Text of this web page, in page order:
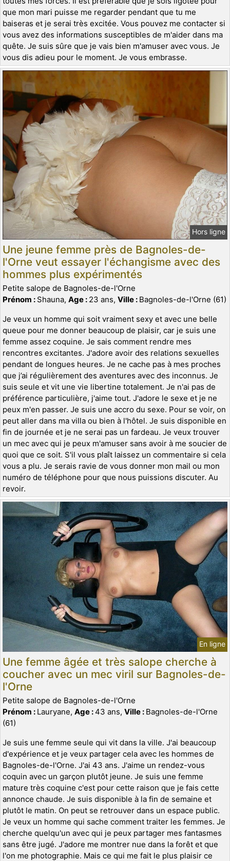
que mon mari puisse me regarder pendant que tu me
baiseras et je serai très excitée. Vous pouvez me contacter si
vous avez des informations susceptibles de m'aider dans ma
quête. Je suis sûre que je vais bien m'amuser avec vous. Je
vous dis adieu pour le moment. Je vous embrasse.
Hors ligne
Une jeune femme près de Bagnoles-de-
l'Orne veut essayer l'échangisme avec des
hommes plus expérimentés
Petite salope de Bagnoles-de-l'Orne
Prénom : Shauna, Age : 23 ans, Ville : Bagnoles-de-l'Orne (61)
Je veux un homme qui soit vraiment sexy et avec une belle
queue pour me donner beaucoup de plaisir, car je suis une
femme assez coquine. Je sais comment rendre mes
rencontres excitantes. J'adore avoir des relations sexuelles
pendant de longues heures. Je ne cache pas à mes proches
que j’ai régulièrement des aventures avec des inconnus. Je
suis seule et vit une vie libertine totalement. Je n'ai pas de
préférence particulière, j'aime tout. J'adore le sexe et je ne
peux m'en passer. Je suis une accro du sexe. Pour se voir, on
peut aller dans ma villa ou bien à l'hôtel. Je suis disponible en
fin de journée et je ne serai pas un fardeau. Je veux trouver
un mec avec qui je peux m'amuser sans avoir à me soucier de
quoi que ce soit. S'il vous plaît laissez un commentaire si cela
vous a plu. Je serais ravie de vous donner mon mail ou mon
numéro de téléphone pour que nous puissions discuter. Au
revoir.
En ligne
Une femme âgée et très salope cherche à
coucher avec un mec viril sur Bagnoles-de-
l'Orne
Petite salope de Bagnoles-de-l'Orne
Prénom : Lauryane, Age :43 ans, Ville : Bagnoles-de-l'Orne
(61)
Je suis une femme seule qui vit dans la ville. J'ai beaucoup
d'expérience et je veux partager cela avec les hommes de
Bagnoles-de-l'Orne. J'ai 43 ans. J'aime un rendez-vous
coquin avec un garçon plutôt jeune. Je suis une femme
mature très coquine c'est pour cette raison que je fais cette
annonce chaude. Je suis disponible à la fin de semaine et
plutôt le matin. On peut se retrouver dans un espace public.
Je veux un homme qui sache comment traiter les femmes. Je
cherche quelqu'un avec qui je peux partager mes fantasmes
sans être jugé. J'adore me montrer nue dans la forêt et que
l'on me photographie. Mais ce qui me fait le plus plaisir ce